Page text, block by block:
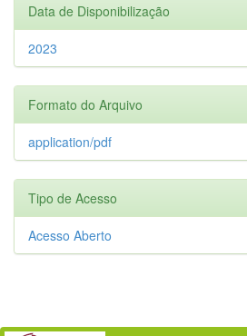
Data de Disponibilização
2023
Formato do Arquivo
application/pdf
Tipo de Acesso
Acesso Aberto